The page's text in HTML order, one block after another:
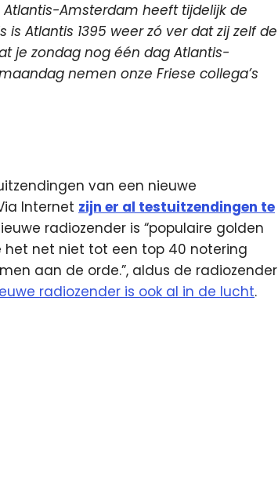
Amsterdam heeft tijdelijk de
Atlantis 1395 weer zó ver dat zij zelf de
je zondag nog één dag Atlantis-
nemen onze Friese collega’s
van een nieuwe
Internet zijn er al testuitzendingen te
radiozender is “populaire golden
net niet tot een top 40 notering
aan de orde.”, aldus de radiozender
radiozender is ook al in de lucht.